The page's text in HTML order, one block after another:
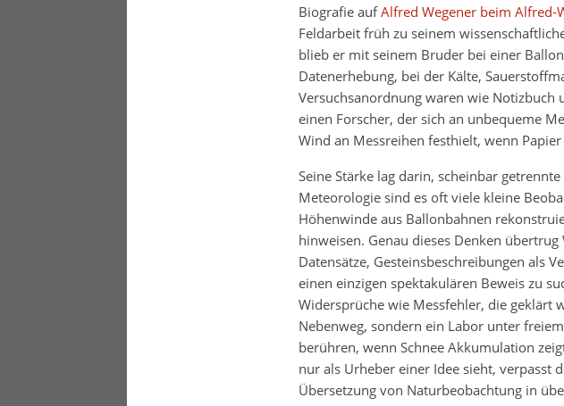
Biografie aufAlfred Wegener beim Alfred-
Feldarbeit früh zu seinem
blieb er mit seinem Bruder bei einer
Datenerhebung, bei der Kälte,
Versuchsanordnung waren wie Notizbuch
einen Forscher, der sich an unbequeme
Wind an Messreihen festhielt, wenn
Seine Stärke lag darin, scheinbar
Meteorologie sind es oft viele kleine
Höhenwinde aus Ballonbahnen
hinweisen. Genau dieses Denken
Datensätze, Gesteinsbeschreibungen als
einen einzigen spektakulären Beweis zu
Widersprüche wie Messfehler, die geklärt
Nebenweg, sondern ein Labor unter
berühren, wenn Schnee Akkumulation
nur als Urheber einer Idee sieht, verpasst
Übersetzung von Naturbeobachtung in